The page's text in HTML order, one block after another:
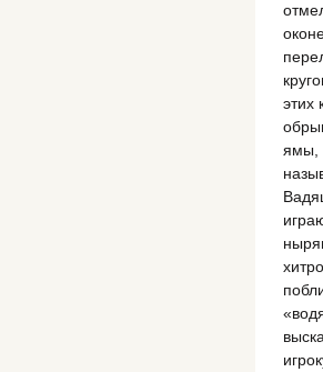
этих
ямы,